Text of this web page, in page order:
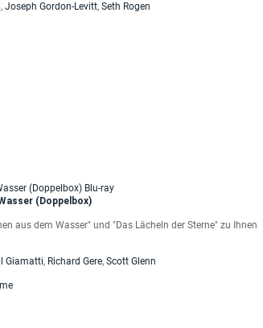
, Joseph Gordon-Levitt, Seth Rogen
(Doppelbox)
aus dem Wasser" und "Das Lächeln der Sterne" zu Ihnen
Giamatti, Richard Gere, Scott Glenn